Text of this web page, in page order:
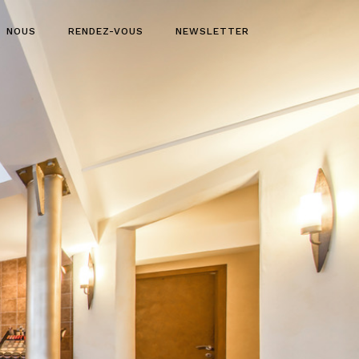
NOUS RENDEZ-VOUS NEWSLETTER